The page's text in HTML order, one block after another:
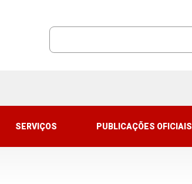
SERVIÇOS PUBLICAÇÕES OFICIAIS